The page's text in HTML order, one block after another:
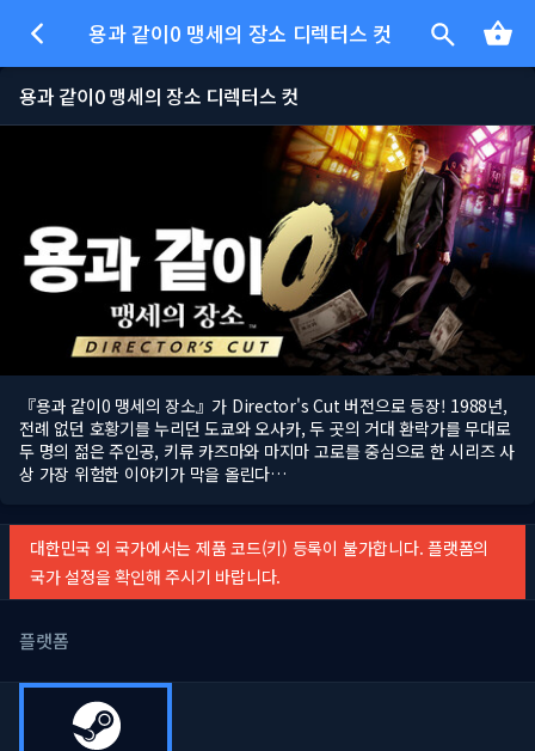
용과 같이0 맹세의 장소 디렉터스 컷
용과 같이0 맹세의 장소 디렉터스 컷
『용과 같이0 맹세의 장소』가 Director's Cut 버전으로 등장! 1988년,
전례 없던 호황기를 누리던 도쿄와 오사카, 두 곳의 거대 환락가를 무대로
두 명의 젊은 주인공, 키류 카즈마와 마지마 고로를 중심으로 한 시리즈 사
상 가장 위험한 이야기가 막을 올린다…
대한민국 외 국가에서는 제품 코드(키) 등록이 불가합니다. 플랫폼의
국가 설정을 확인해 주시기 바랍니다.
플랫폼